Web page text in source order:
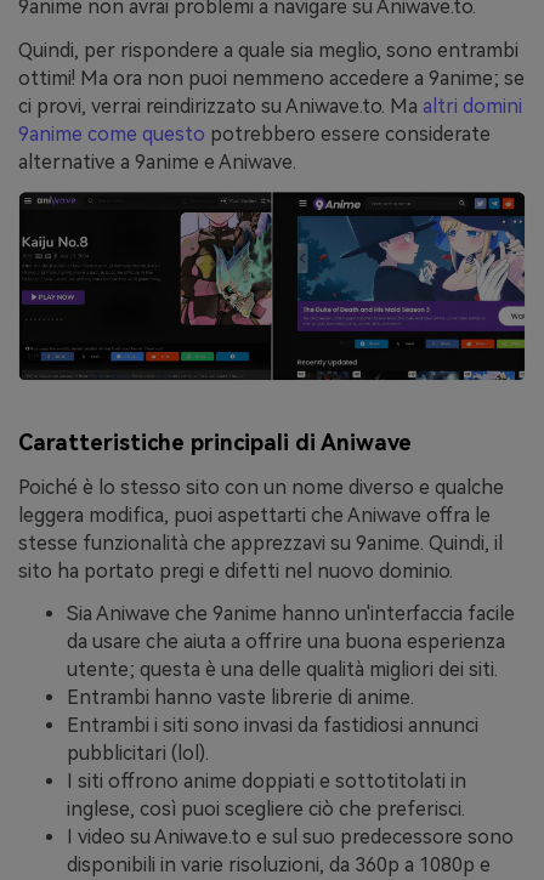
9anime non avrai problemi a navigare su Aniwave.to.
Quindi, per rispondere a quale sia meglio, sono entrambi
ottimi! Ma ora non puoi nemmeno accedere a 9anime; se
ci provi, verrai reindirizzato su Aniwave.to. Ma altri domini
9anime come questo potrebbero essere considerate
alternative a 9anime e Aniwave.
Caratteristiche principali di Aniwave
Poiché è lo stesso sito con un nome diverso e qualche
leggera modifica, puoi aspettarti che Aniwave offra le
stesse funzionalità che apprezzavi su 9anime. Quindi, il
sito ha portato pregi e difetti nel nuovo dominio.
Sia Aniwave che 9anime hanno un'interfaccia facile
da usare che aiuta a offrire una buona esperienza
utente; questa è una delle qualità migliori dei siti.
Entrambi hanno vaste librerie di anime.
Entrambi i siti sono invasi da fastidiosi annunci
pubblicitari (lol).
I siti offrono anime doppiati e sottotitolati in
inglese, così puoi scegliere ciò che preferisci.
I video su Aniwave.to e sul suo predecessore sono
disponibili in varie risoluzioni, da 360p a 1080p e